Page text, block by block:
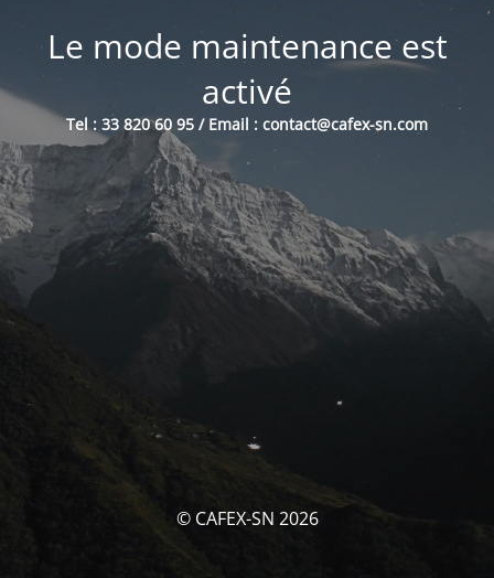
Le mode maintenance est
activé
Tel : 33 820 60 95 / Email : contact@cafex-sn.com
© CAFEX-SN 2026